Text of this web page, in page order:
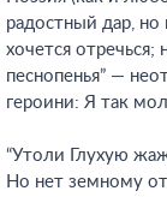
радостный дар, но
хочется
песнопенья” —
героини: Я так
“Утоли Глухую
Но нет земному